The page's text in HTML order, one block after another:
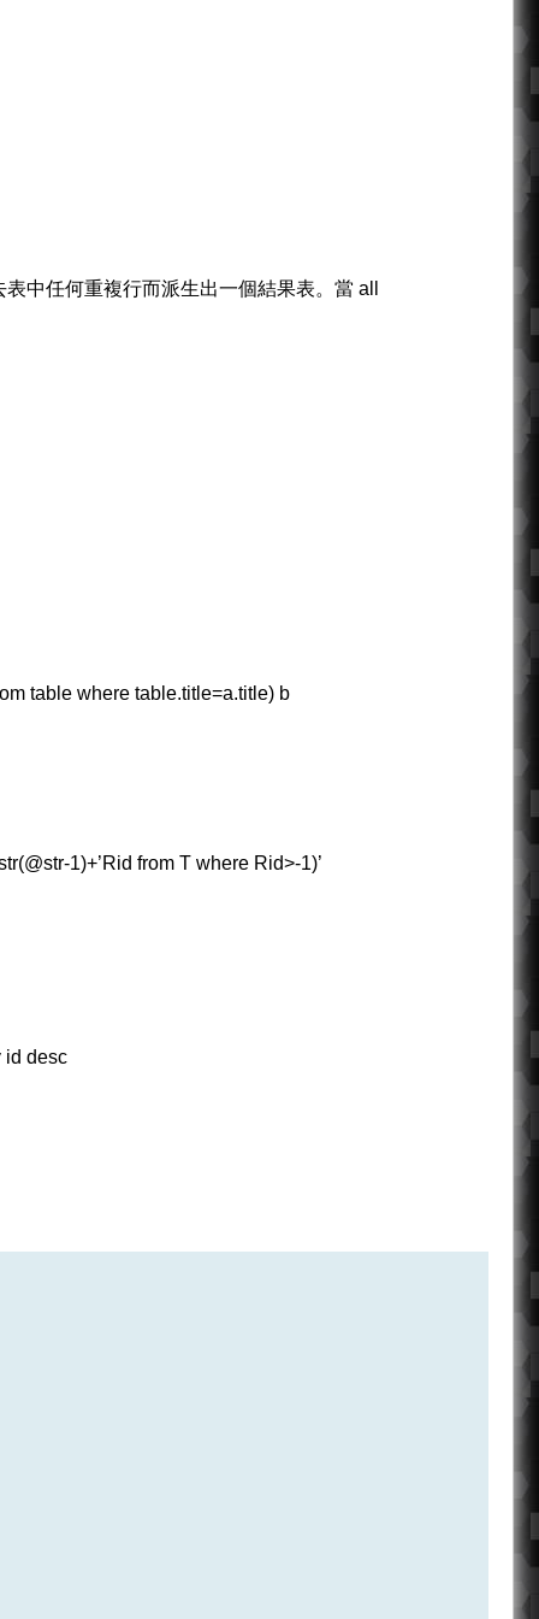
中任何重複行而派生出一個結果表。當 all
table where table.title=a.title) b
1)+’Rid from T where Rid>-1)’
id desc